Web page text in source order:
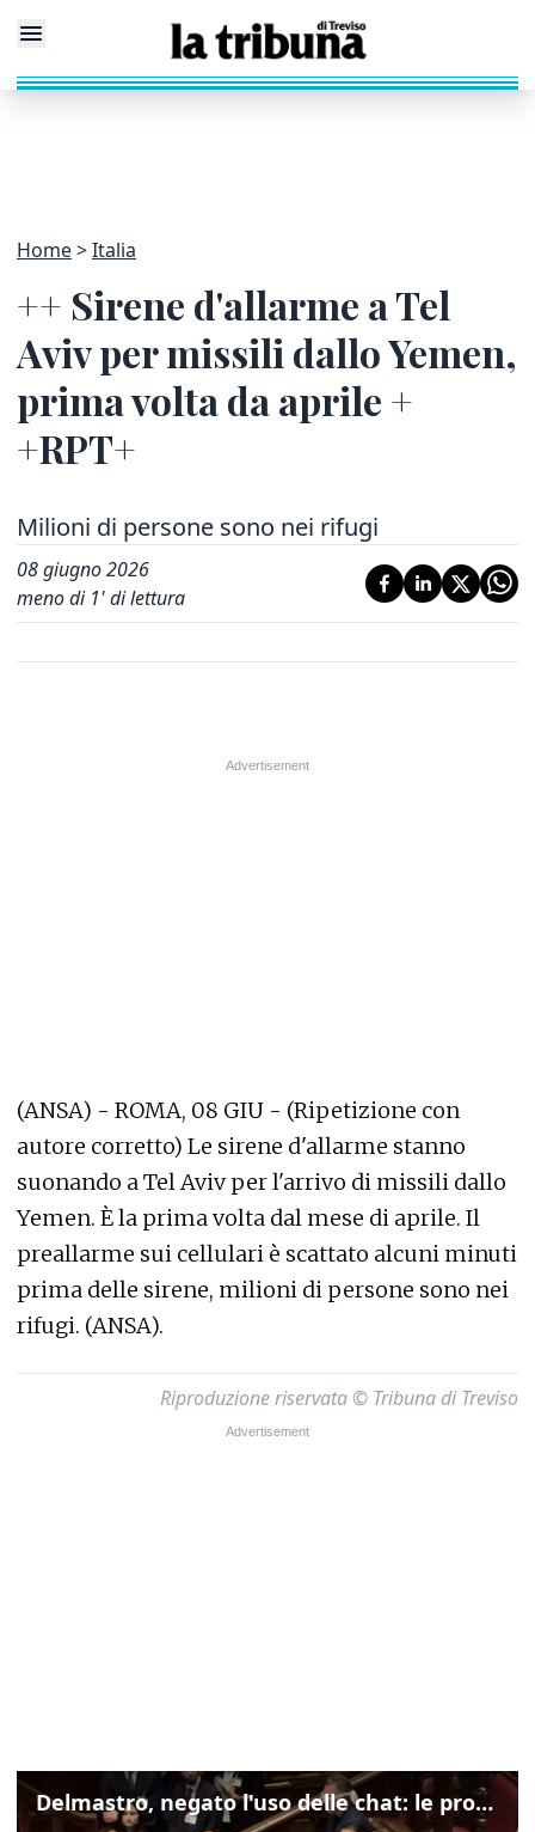
Home Italia
++ Sirene d'allarme a Tel
Aviv per missili dallo Yemen,
prima volta da aprile +
+RPT+
Milioni di persone sono nei rifugi
08 giugno 2026
meno di 1' di lettura
(ANSA) - ROMA, 08 GIU - (Ripetizione con
autore corretto) Le sirene d'allarme stanno
suonando a Tel Aviv per l'arrivo di missili dallo
Yemen. È la prima volta dal mese di aprile. Il
preallarme sui cellulari è scattato alcuni minuti
prima delle sirene, milioni di persone sono nei
rifugi. (ANSA).
Riproduzione riservata © Tribuna di Treviso
Delmastro, negato l'uso delle chat: le proteste di Avs e M5s